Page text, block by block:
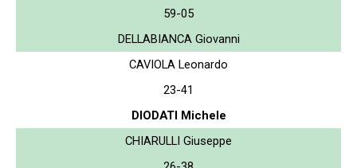
59-05
DELLABIANCA Giovanni
CAVIOLA Leonardo
23-41
DIODATI Michele
CHIARULLI Giuseppe